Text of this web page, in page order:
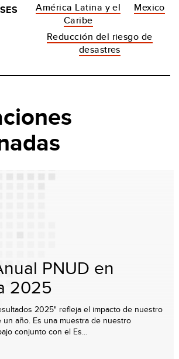
América Latina y el
Caribe
Mexico
Reducción del riesgo de
desastres
PNUD en
2025
2025" refleja el impacto de nuestro
año. Es una muestra de nuestro
conjunto con el Es...